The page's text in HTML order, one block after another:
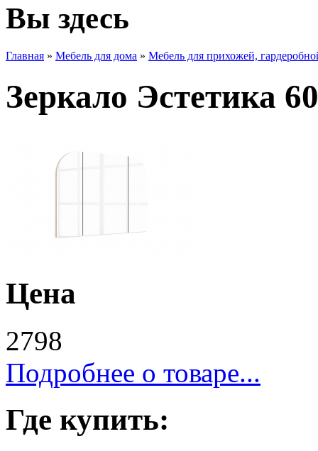
Вы здесь
Главная » Мебель для дома » Мебель для прихожей,
Зеркало Эстетика
Цена
2798
Подробнее о товаре...
Где купить: